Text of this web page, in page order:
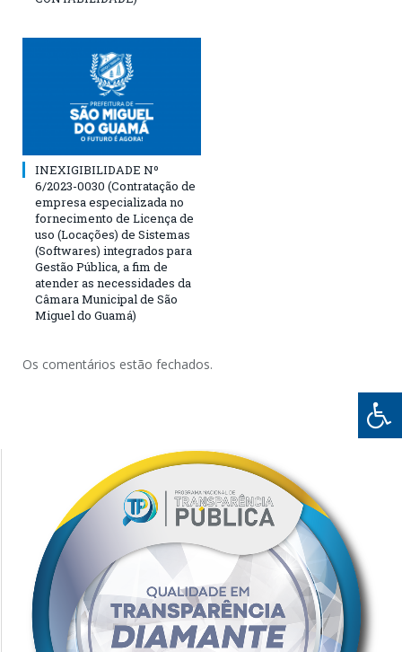
INEXIGIBILIDADE Nº
6/2023-0030 (Contratação de
empresa especializada no
fornecimento de Licença de
uso (Locações) de Sistemas
(Softwares) integrados para
Gestão Pública, a fim de
atender as necessidades da
Câmara Municipal de São
Miguel do Guamá)
Os comentários estão fechados.